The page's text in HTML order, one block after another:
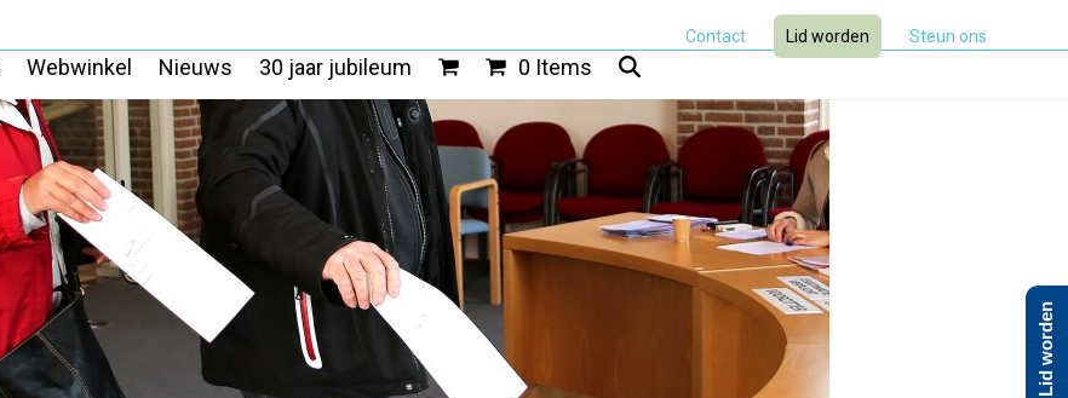
Contact Lid worden Steun ons
Webwinkel Nieuws 30 jaar jubileum 0 Items
Lid worden